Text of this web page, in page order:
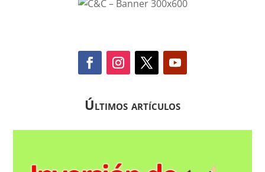
Últimos artículos